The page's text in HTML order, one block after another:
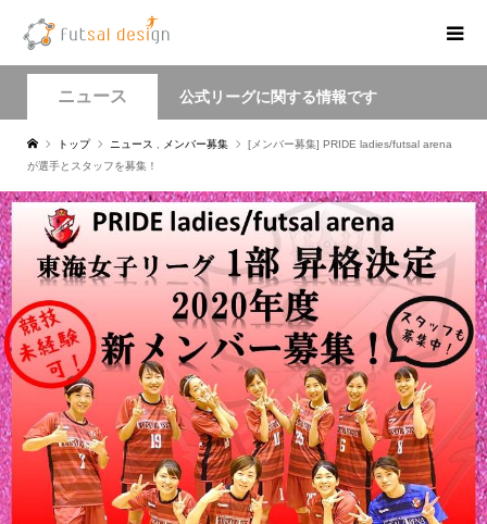
ニュース 公式リーグに関する情報です
トップ ニュース メンバー募集
[メンバー募集] PRIDE ladies/futsal arena
が選手とスタッフを募集！